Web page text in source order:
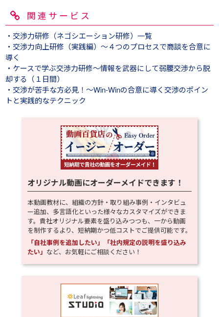
関連サービス
・交渉力研修（ネゴシエーション研修）一覧
・交渉力向上研修（実践編）～４つのプロセスで商談を合意に
導く
・ケースで学ぶ交渉力研修～情報を武器にして弱腰交渉から脱
却する（１日間）
・交渉が苦手な方必見！～Win-Winの合意に導く交渉のポイン
トと実践的なテクニック
オリジナル動画にオーダーメイドできます！
本動画教材に、組織の方針・取り組み事例・インタビュ
ー追加、多言語化といった様々なカスタマイズができま
す。貴社オリジナル要素を盛り込みつつも、一から動画
を制作するより、短納期かつ低コストでご提供可能です。
「自社事例を追加したい」「社内規定の説明を盛り込み
たい」 など、お気軽にご相談ください！